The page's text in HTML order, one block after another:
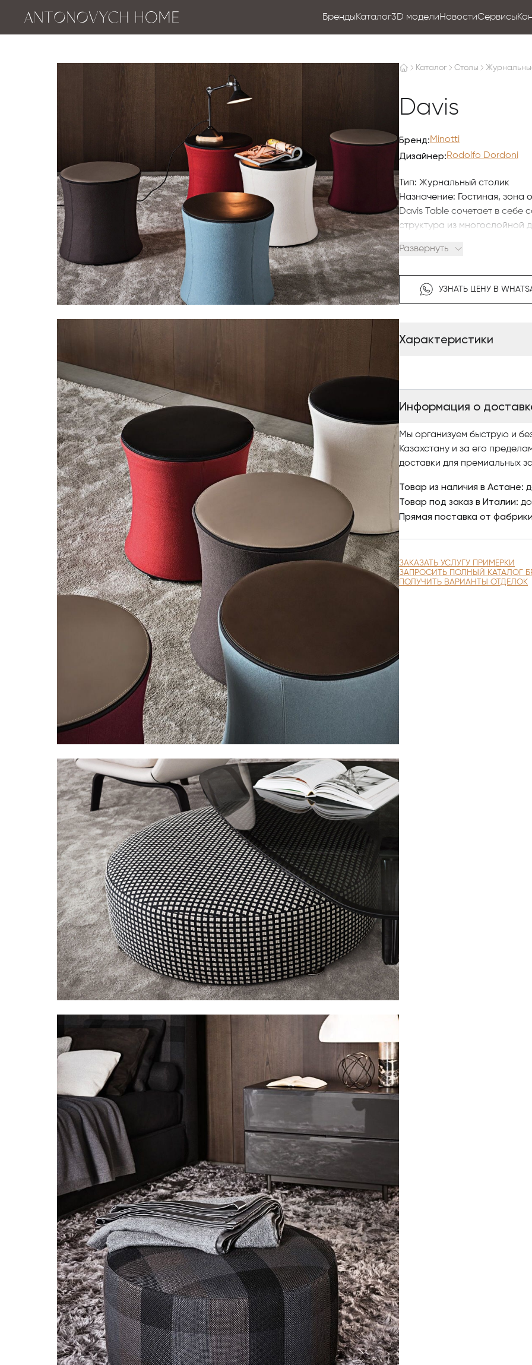
БрендыКаталог3D моделиНовостиСервисы
Каталог Столы
Davis
Бренд:Minotti
Дизайнер:Rodolfo Dordoni
Тип: Журнальный столик
Назначение: Гостиная, зона
Davis Table сочетает в себе
структура из многослойной
Каркас: Многослойная
Обивка: Съемные тканевые
Ножки: Металлические
Развернуть
УЗНАТЬ ЦЕНУ В
Характеристики
Информация о
Мы организуем быструю и
Казахстану и за его
доставки для премиальных
Товар из наличия в Астане:
Товар под заказ в Италии:
Прямая поставка от фабрики
ЗАКАЗАТЬ УСЛУГУ ПРИМЕРКИ
ЗАПРОСИТЬ ПОЛНЫЙ КАТАЛОГ
ПОЛУЧИТЬ ВАРИАНТЫ ОТДЕЛОК